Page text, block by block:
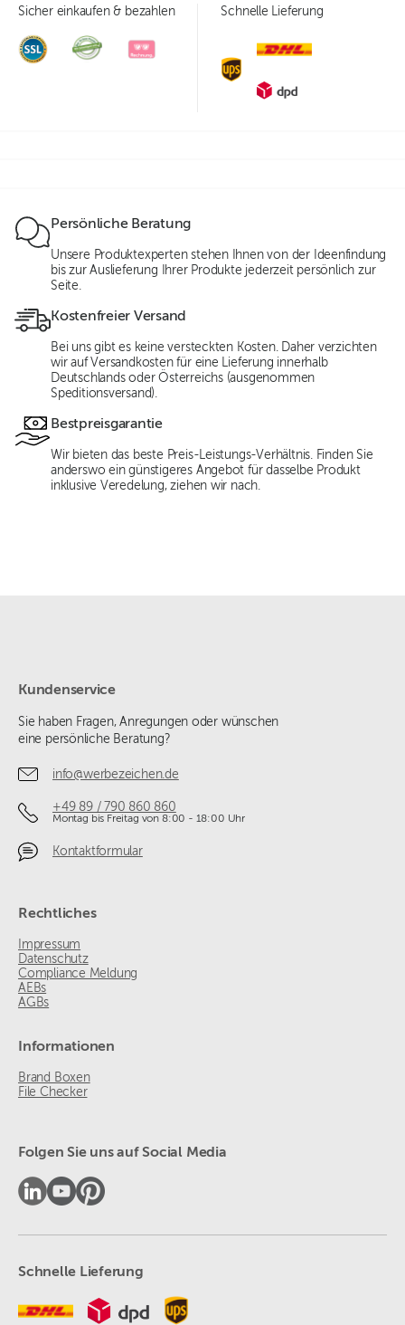
Sicher einkaufen & bezahlen Schnelle Lieferung
Persönliche Beratung
Unsere Produktexperten stehen Ihnen von der Ideenfindung
bis zur Auslieferung Ihrer Produkte jederzeit persönlich zur
Seite.
Kostenfreier Versand
Bei uns gibt es keine versteckten Kosten. Daher verzichten
wir auf Versandkosten für eine Lieferung innerhalb
Deutschlands oder Österreichs (ausgenommen
Speditionsversand).
Bestpreisgarantie
Wir bieten das beste Preis-Leistungs-Verhältnis. Finden Sie
anderswo ein günstigeres Angebot für dasselbe Produkt
inklusive Veredelung, ziehen wir nach.
Kundenservice
Sie haben Fragen, Anregungen oder wünschen
eine persönliche Beratung?
info@werbezeichen.de
+49 89 / 790 860 860
Montag bis Freitag von 8:00 - 18:00 Uhr
Kontaktformular
Rechtliches
Impressum
Datenschutz
Compliance Meldung
AEBs
AGBs
Informationen
Brand Boxen
File Checker
Folgen Sie uns auf Social Media
Schnelle Lieferung